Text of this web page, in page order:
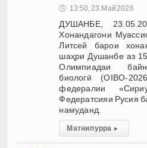
🕔 13:50, 23.Май 2026
ДУШАНБЕ,
Хонандагони
Литсей барои
шаҳри Душанбе аз
Олимпиадаи
биологӣ (OIBO-
федералии
Федератсияи Русия
намуданд.
Матни пурра ▸